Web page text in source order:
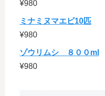
¥980
ミナミヌマエビ10匹
¥980
ゾウリムシ ８００ml
¥980